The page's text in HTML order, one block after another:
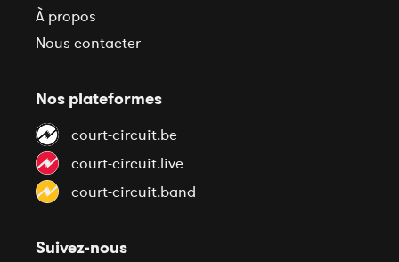
À propos
Nous contacter
Nos plateformes
court-circuit.be
court-circuit.live
court-circuit.band
Suivez-nous